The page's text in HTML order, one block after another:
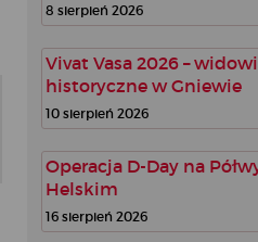
8 sierpień 2026
Vivat Vasa 2026 –
historyczne w Gniewie
10 sierpień 2026
Operacja D-Day na
Helskim
16 sierpień 2026